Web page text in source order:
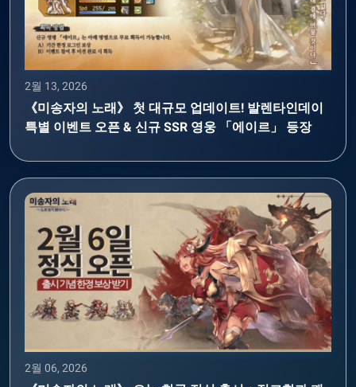
2월 13, 2026
《미송자의 노래》 첫 대규모 업데이트! 발렌타인데이
특별 이벤트 오픈 & 신규 SSR 영웅 「에이르」 등장
2월 06, 2026